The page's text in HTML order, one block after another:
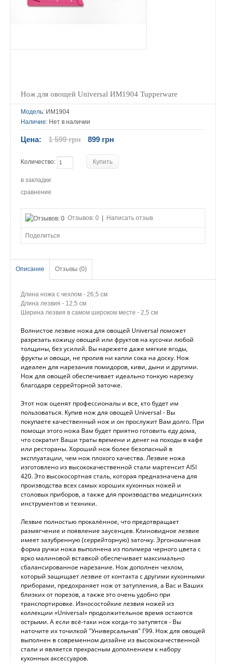
Нож для овощей Universal ИМ1904 Tupperware
Модель: ИМ1904
Наличие: Нет в наличии
Цена: 1 599 грн 899 грн
Количество:
в закладки
сравнение
Отзывов: 0 Написать отзыв
Поделиться
Описание Отзывы (0)
Длина ножа с чехлом - 26,5 см
Длина лезвия - 12,5 см
Ширина лезвия в самом широком месте - 2,5 см
Волнистое лезвие ножа для овощей Universal поможет
разрезать кожицу овощей или фруктов на кусочки любой
толщины, без усилий. Вы нарежете даже мягкие ягоды,
фрукты и овощи, не пролив ни капли сока на доску. Нож
идеален для нарезания помидоров, киви, дыни и другими.
Нож для овощей обеспечивает идеально тонкую нарезку
благодаря серрейторной заточке.
Этот нож оценят профессионалы и все, кто будет им
пользоваться. Купив нож для овощей Universal - Вы
покупаете качественный нож и он прослужит Вам долго. При
помощи этого ножа Вам будет приятно готовить еду дома,
что сократит Ваши траты времени и денег на походы в кафе
или рестораны. Хороший нож более безопасный в
эксплуатации, чем нож плохого качества. Лезвие ножа
изготовлено из высококачественной стали мартенсит AISI
420. Это высокосортная сталь, которая предназначена для
производства всех самых хороших кухонных ножей и
столовых приборов, а также для производства медицинских
инструментов и техники.
Лезвие полностью прокалённое, что предотвращает
размягчение и появление заусенцев. Клиновидное лезвие
имеет зазубренную (серрейторную) заточку. Эргономичная
форма ручки ножа выполнена из полимера черного цвета с
ярко малиновой вставкой обеспечивает максимально
сбалансированное нарезание. Нож дополнен чехлом,
который защищает лезвие от контакта с другими кухонными
приборами, предохраняет нож от затупления, а Вас и Ваших
близких от порезов, а также это очень удобно при
транспортировке. Износостойкие лезвия ножей из
коллекции «Universal» продолжительное время остаются
острыми. А если всё-таки нож когда-то затупятся - Вы
наточите их точилкой "Универсальная" Г99. Нож для овощей
выполнен в современном дизайне из высококачественной
стали и является прекрасным дополнением к набору
кухонных аксессуаров.